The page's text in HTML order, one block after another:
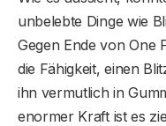
unbelebte Dinge wie
Gegen Ende von One
die Fähigkeit, einen
ihn vermutlich in
enormer Kraft ist es